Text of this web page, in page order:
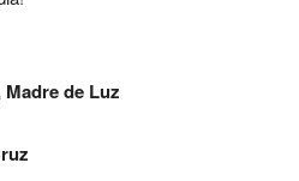
de Luz